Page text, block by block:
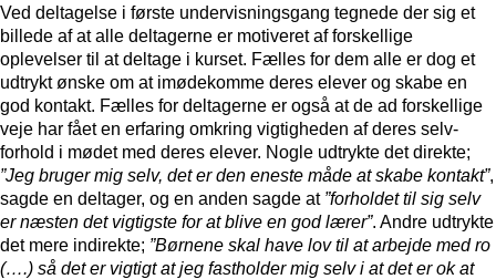
Ved deltagelse i første undervisningsgang tegnede der sig et
billede af at alle deltagerne er motiveret af forskellige
oplevelser til at deltage i kurset. Fælles for dem alle er dog et
udtrykt ønske om at imødekomme deres elever og skabe en
god kontakt. Fælles for deltagerne er også at de ad forskellige
veje har fået en erfaring omkring vigtigheden af deres selv-
forhold i mødet med deres elever. Nogle udtrykte det direkte;
”Jeg bruger mig selv, det er den eneste måde at skabe kontakt”,
sagde en deltager, og en anden sagde at ”forholdet til sig selv
er næsten det vigtigste for at blive en god lærer”. Andre udtrykte
det mere indirekte; ”Børnene skal have lov til at arbejde med ro
(….) så det er vigtigt at jeg fastholder mig selv i at det er ok at